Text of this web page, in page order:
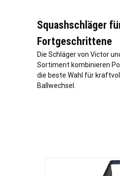
Squashschläger
Fortgeschrittene
Die Schläger von Victor
Sortiment kombinieren
die beste Wahl für
Ballwechsel.